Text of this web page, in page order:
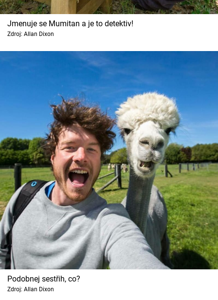
Jmenuje se Mumitan a je to detektiv!
Zdroj: Allan Dixon
Podobnej sestřih, co?
Zdroj: Allan Dixon